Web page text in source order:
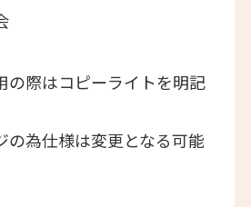
際はコピーライトを明記
為仕様は変更となる可能